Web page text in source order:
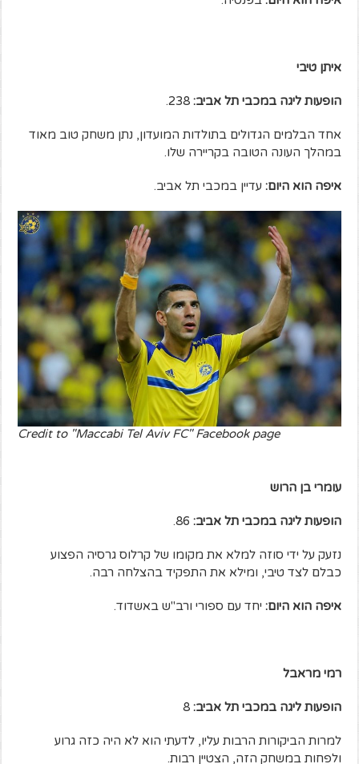
איתן טיבי
הופעות ליגה במכבי תל אביב: 238.
אחד הבלמים הגדולים בתולדות המועדון, נתן משחק טוב מאוד
במהלך העונה הטובה בקריירה שלו.
איפה הוא היום: עדיין במכבי תל אביב.
Credit to "Maccabi Tel Aviv FC" Facebook page
עומרי בן הרוש
הופעות ליגה במכבי תל אביב:
נזעק על ידי סוזה למלא את מקומו של קרלוס גרסיה הפצוע
כבלם לצד טיבי, ומילא את התפקיד בהצלחה רבה.
איפה הוא היום: יחד עם ספורי ורב"ש באשדוד.
רמי מראבל
הופעות ליגה במכבי תל אביב: 8
למרות הביקורות הרבות עליו, לדעתי הוא לא היה כזה גרוע
ולפחות במשחק הזה, הצטיין רבות.